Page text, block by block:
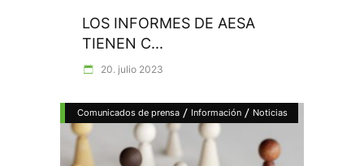
LOS INFORMES DE AESA
TIENEN C...
20. julio 2023
Comunicados de prensa / Información / Noticias